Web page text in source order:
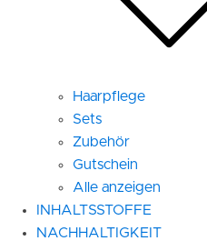
Haarpflege
Sets
Zubehör
Gutschein
Alle anzeigen
INHALTSSTOFFE
NACHHALTIGKEIT